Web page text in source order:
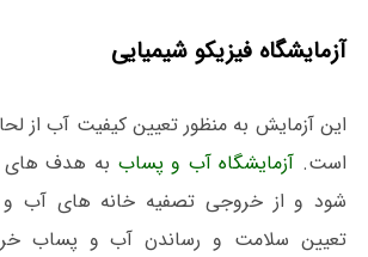
آزمایشگاه فیزیکو شیمیایی
این آزمایش به منظور تعیین کیفیت آب از
است. آزمایشگاه آب و پساب به هدف های
شود و از خروجی تصفیه خانه های آب و
تعیین سلامت و رساندن آب و پساب